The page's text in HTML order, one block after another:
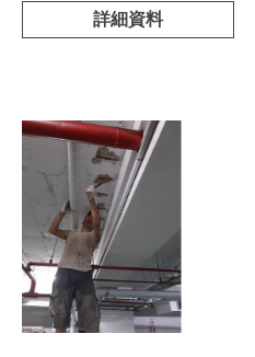
詳細資料